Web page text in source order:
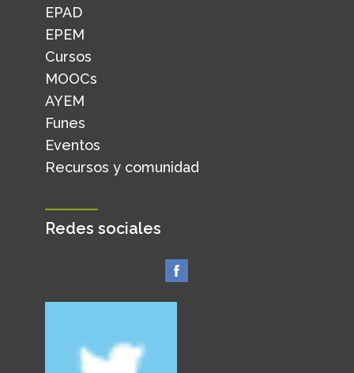
EPAD
EPEM
Cursos
MOOCs
AYEM
Funes
Eventos
Recursos y comunidad
Redes sociales